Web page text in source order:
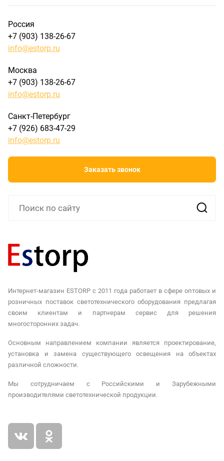
Интернет-магазин ESTORP с 2011 года работает в сфере оптовых и
розничных поставок светотехнического оборудования предлагая
своим клиентам и партнерам сервис для решения
многосторонних задач.
Основным направлением компании является проектирование,
установка и замена существующего освещения на объектах
различной сложности.
Мы сотрудничаем с Российскими и Зарубежными
производителями светотехнической продукции.
Россия
+7 (903) 138-26-67
info@estorp.ru
Москва
+7 (903) 138-26-67
info@estorp.ru
Санкт-Петербург
+7 (926) 683-47-29
info@estorp.ru
Заказать звонок